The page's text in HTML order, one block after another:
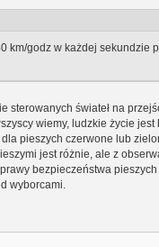
km/godz w każdej
sterowanych świateł na
wiemy, ludzkie życie
dla pieszych czerwone lub
jest różnie, ale z
bezpieczeństwa
wyborcami.